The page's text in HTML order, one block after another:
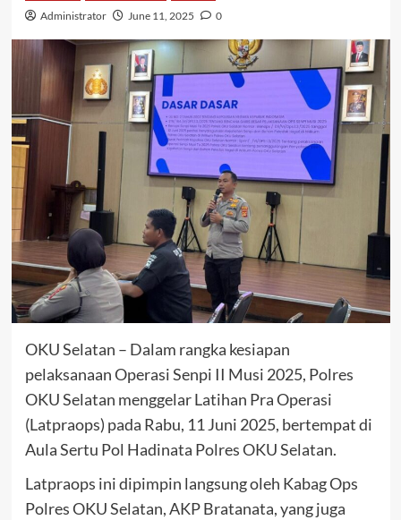
Administrator June 11, 2025 0
OKU Selatan – Dalam rangka kesiapan
pelaksanaan Operasi Senpi II Musi 2025, Polres
OKU Selatan menggelar Latihan Pra Operasi
(Latpraops) pada Rabu, 11 Juni 2025, bertempat di
Aula Sertu Pol Hadinata Polres OKU Selatan.
Latpraops ini dipimpin langsung oleh Kabag Ops
Polres OKU Selatan, AKP Bratanata, yang juga